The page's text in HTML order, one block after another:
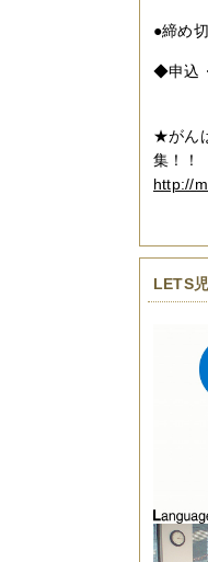
●締め
◆申込
★がん
集！！
http://
LETS